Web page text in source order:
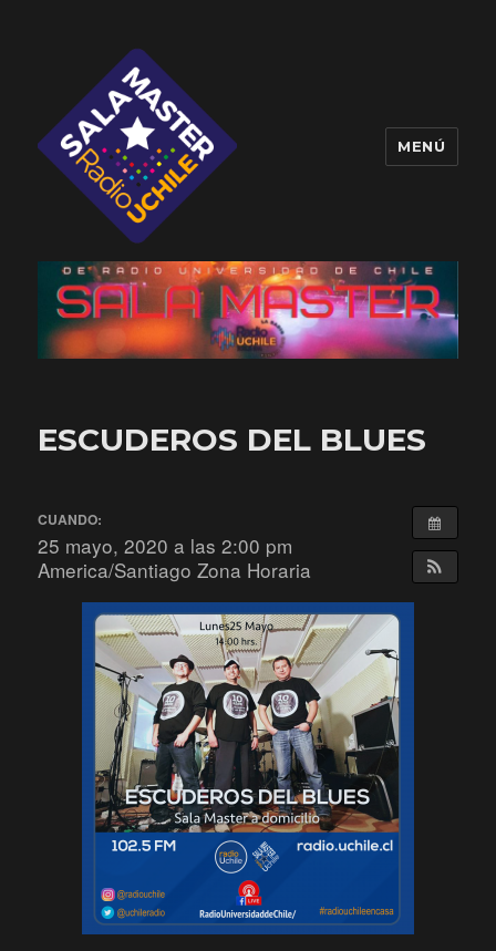
Sala Master
MENÚ
ESCUDEROS DEL BLUES
CUANDO:
25 mayo, 2020 a las 2:00 pm
America/Santiago Zona Horaria